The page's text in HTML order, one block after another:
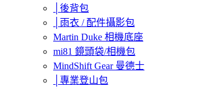
│後背包
│雨衣 / 配件攝影包
Martin Duke 相機底座
mi81 鏡頭袋/相機包
MindShift Gear 曼德士
│專業登山包